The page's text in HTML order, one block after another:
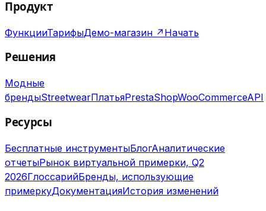
Продукт
ФункцииТарифыДемо-магазин ↗ Начать
Решения
Модные
брендыStreetwearПлатьяPrestaShopWooCommerceAPI
Ресурсы
Бесплатные инструментыБлогАналитические
отчетыРынок виртуальной примерки, Q2
2026ГлоссарийБренды, использующие
примеркуДокументацияИстория изменений